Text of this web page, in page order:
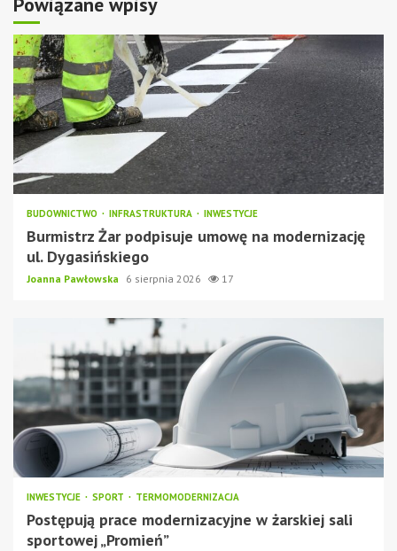
BUDOWNICTWO INFRASTRUKTURA INWESTYCJE
Burmistrz Żar podpisuje umowę na modernizację
ul. Dygasińskiego
Joanna Pawłowska 6 sierpnia 2026 17
INWESTYCJE SPORT TERMOMODERNIZACJA
Postępują prace modernizacyjne w żarskiej sali
sportowej „Promień”